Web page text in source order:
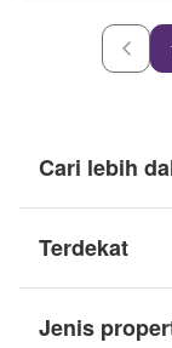
Cari lebih
Terdekat
Jenis